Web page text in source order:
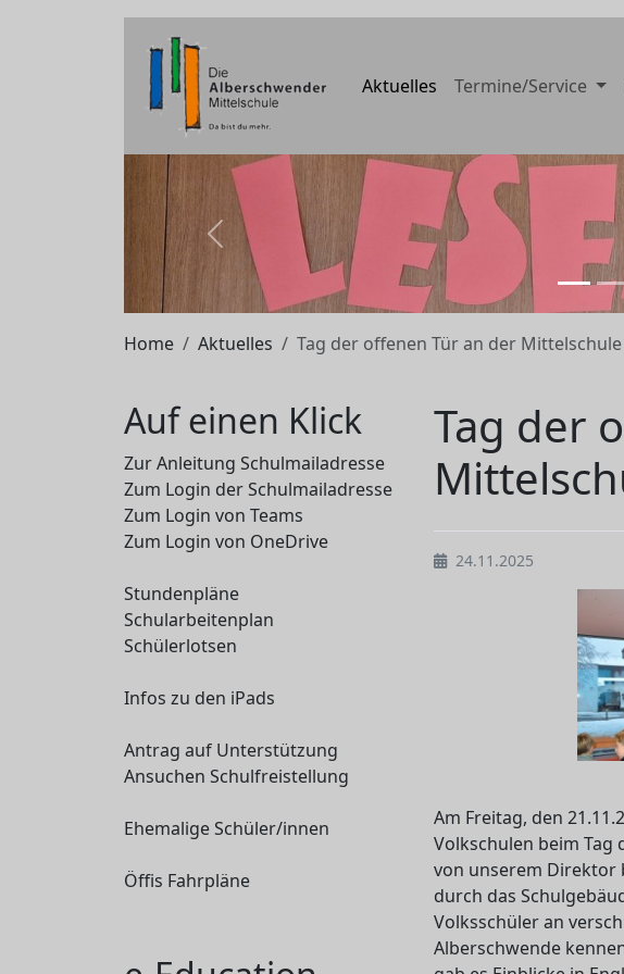
Aktuelles Termine/Service
zurück
Home Aktuelles Tag der offenen Tür an der
Auf einen Klick
Zur Anleitung Schulmailadresse
Zum Login der Schulmailadresse
Zum Login von Teams
Zum Login von OneDrive
Stundenpläne
Schularbeitenplan
Schülerlotsen
Infos zu den iPads
Antrag auf Unterstützung
Ansuchen Schulfreistellung
Ehemalige Schüler/innen
Öffis Fahrpläne
Tag der
24.11.2025
Am Freitag, den
Volkschulen beim Tag
von unserem Direktor
durch das
Volksschüler an
Alberschwende